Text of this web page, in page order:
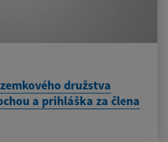
družstva
a prihláška za člena